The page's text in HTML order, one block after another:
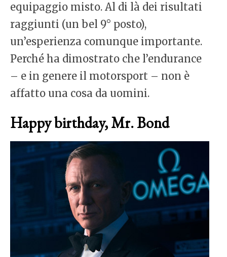
equipaggio misto. Al di là dei risultati
raggiunti (un bel 9° posto),
un’esperienza comunque importante.
Perché ha dimostrato che l’endurance
– e in genere il motorsport – non è
affatto una cosa da uomini.
Happy birthday, Mr. Bond